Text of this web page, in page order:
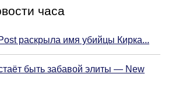
часа
раскрыла имя убийцы Кирка...
быть забавой элиты — New